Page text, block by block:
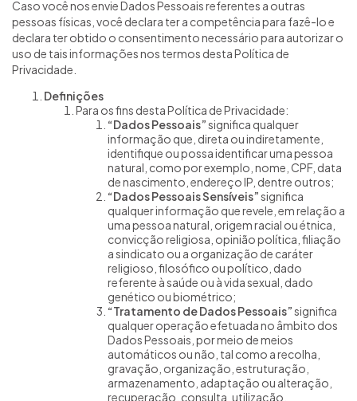
Caso você nos envie Dados Pessoais referentes a outras
pessoas físicas, você declara ter a competência para fazê-lo e
declara ter obtido o consentimento necessário para autorizar o
uso de tais informações nos termos desta Política de
Privacidade.
Definições
Para os fins desta Política de Privacidade:
“Dados Pessoais”significa qualquer
informação que, direta ou indiretamente,
identifique ou possa identificar uma pessoa
natural, como por exemplo, nome, CPF, data
de nascimento, endereço IP, dentre outros;
“Dados Pessoais Sensíveis”significa
qualquer informação que revele, em relação a
uma pessoa natural, origem racial ou étnica,
convicção religiosa, opinião política, filiação
a sindicato ou a organização de caráter
religioso, filosófico ou político, dado
referente à saúde ou à vida sexual, dado
genético ou biométrico;
“Tratamento de Dados Pessoais”significa
qualquer operação efetuada no âmbito dos
Dados Pessoais, por meio de meios
automáticos ou não, tal como a recolha,
gravação, organização, estruturação,
armazenamento, adaptação ou alteração,
recuperação, consulta, utilização,